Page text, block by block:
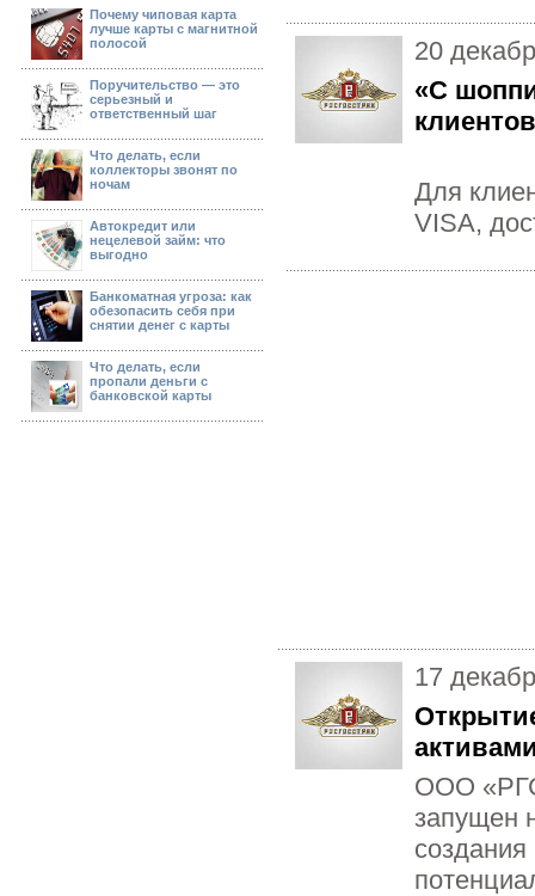
Почему чиповая карта
лучше карты с магнитной
полосой
Поручительство — это
серьезный и
ответственный шаг
Что делать, если
коллекторы звонят по
ночам
Автокредит или
нецелевой займ: что
выгодно
Банкоматная угроза: как
обезопасить себя при
снятии денег с карты
Что делать, если
пропали деньги с
банковской карты
20
«С
Для
VISA,
17
ООО
запущен